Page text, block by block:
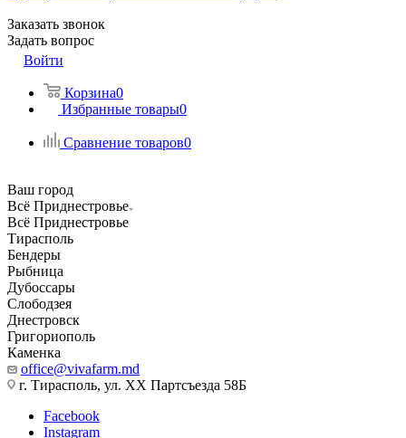
Заказать звонок
Задать вопрос
Войти
Корзина0
Избранные товары0
Сравнение товаров0
Ваш город
Всё Приднестровье
Всё Приднестровье
Тирасполь
Бендеры
Рыбница
Дубоссары
Слободзея
Днестровск
Григориополь
Каменка
office@vivafarm.md
г. Тирасполь, ул. ХХ Партсъезда 58Б
Facebook
Instagram